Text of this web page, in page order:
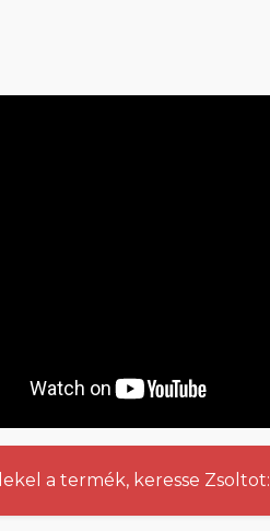
a termék, keresse Zsoltot: